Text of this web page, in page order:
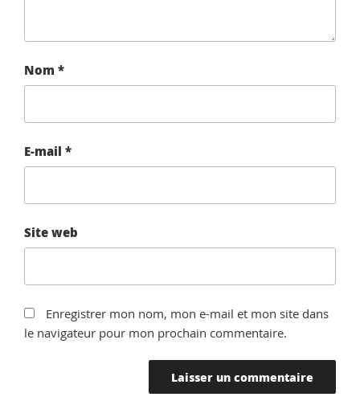
Nom *
E-mail *
Site web
Enregistrer mon nom, mon e-mail et mon site dans
le navigateur pour mon prochain commentaire.